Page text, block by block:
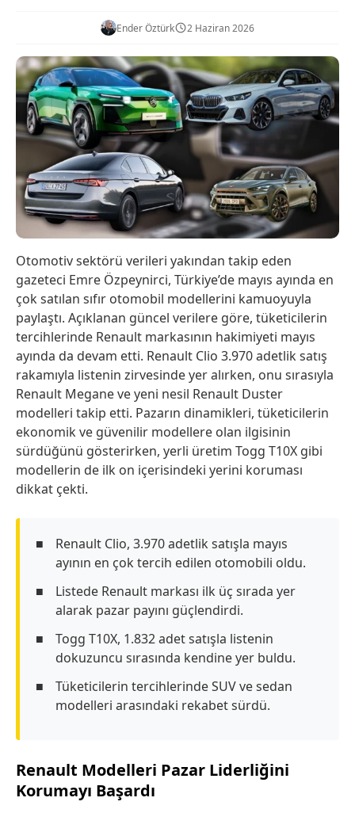
Ender Öztürk 2 Haziran 2026
Otomotiv sektörü verileri yakından takip eden
gazeteci Emre Özpeynirci, Türkiye’de mayıs ayında en
çok satılan sıfır otomobil modellerini kamuoyuyla
paylaştı. Açıklanan güncel verilere göre, tüketicilerin
tercihlerinde Renault markasının hakimiyeti mayıs
ayında da devam etti. Renault Clio 3.970 adetlik satış
rakamıyla listenin zirvesinde yer alırken, onu sırasıyla
Renault Megane ve yeni nesil Renault Duster
modelleri takip etti. Pazarın dinamikleri, tüketicilerin
ekonomik ve güvenilir modellere olan ilgisinin
sürdüğünü gösterirken, yerli üretim Togg T10X gibi
modellerin de ilk on içerisindeki yerini koruması
dikkat çekti.
Renault Clio, 3.970 adetlik satışla mayıs
ayının en çok tercih edilen otomobili oldu.
Listede Renault markası ilk üç sırada yer
alarak pazar payını güçlendirdi.
Togg T10X, 1.832 adet satışla listenin
dokuzuncu sırasında kendine yer buldu.
Tüketicilerin tercihlerinde SUV ve sedan
modelleri arasındaki rekabet sürdü.
Renault Modelleri Pazar Liderliğini
Korumayı Başardı